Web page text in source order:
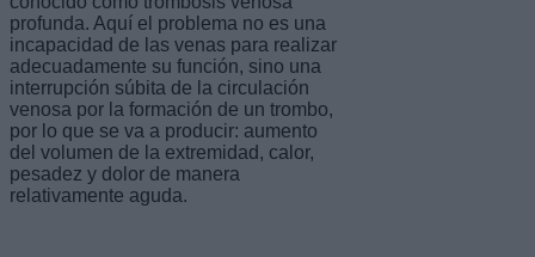
profunda. Aquí el problema no es una
incapacidad de las venas para realizar
adecuadamente su función, sino una
interrupción súbita de la circulación
venosa por la formación de un trombo,
por lo que se va a producir: aumento
del volumen de la extremidad, calor,
pesadez y dolor de manera
relativamente aguda.